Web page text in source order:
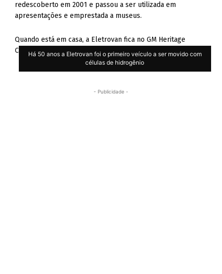
redescoberto em 2001 e passou a ser utilizada em
apresentações e emprestada a museus.
Quando está em casa, a Eletrovan fica no GM Heritage
Center em Pontiac.
Há 50 anos a Eletrovan foi o primeiro veículo a ser movido com
células de hidrogênio
- Publicidade -